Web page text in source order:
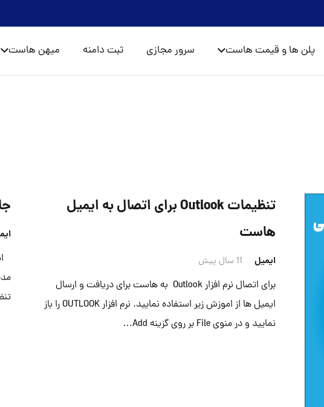
پلن ها و قیمت هاست سرور مجازی ثبت دامنه میهن هاست
تنظیمات Outlook برای اتصال به ایمیل
هاست
ایمیل 11 سال پیش
برای اتصال نرم افزار Outlook به هاست برای دریافت و ارسال
ایمیل ها از اموزش زیر استفاده نمایید. نرم افزار OUTLOOK را باز
نمایید و در منوی File بر روی گزینه Add…